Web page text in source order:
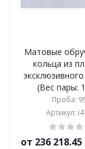
Матовые
кольца из
(Вес пары:
Проба:
Артикул:
от 236